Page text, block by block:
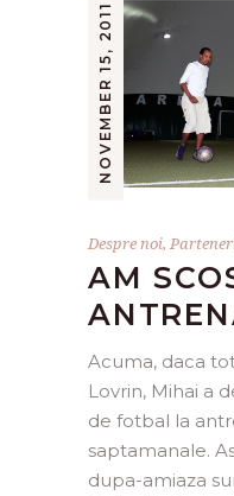
NOVEMBER 15, 2011
Despre noi,
AM
Acuma, daca
Lovrin, Mihai a
de fotbal la
saptamanale.
dupa-amiaza